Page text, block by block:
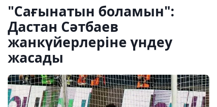
"Сағынатын боламын":
Дастан Сәтбаев
жанкүйерлеріне үндеу
жасады